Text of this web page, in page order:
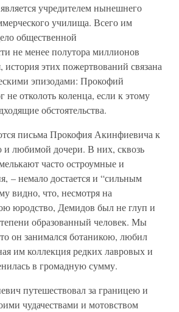
учредителем нынешнего
училища. Всего им
общественной
не менее полутора миллионов
история этих пожертвований связана
эпизодами: Прокофий
отколоть коленца, если к этому
обстоятельства.
письма Прокофия Акинфиевича к
и любимой дочери. В них, сквозь
часто остроумные и
– немало достается и “сильным
видно, что, несмотря на
юродство, Демидов был не глуп и
образованный человек. Мы
он занимался ботаникою, любил
им коллекция редких лавровых и
в громадную сумму.
путешествовал за границею и
чудачествами и мотовством